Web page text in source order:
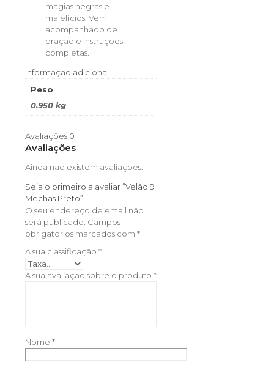
magias negras e
malefícios. Vem
acompanhado de
oração e instruções
completas.
Informação adicional
Peso
0.950 kg
Avaliações 0
Avaliações
Ainda não existem avaliações.
Seja o primeiro a avaliar “Velão 9
Mechas Preto”
O seu endereço de email não
será publicado. Campos
obrigatórios marcados com *
A sua classificação *
A sua avaliação sobre o produto *
Nome *